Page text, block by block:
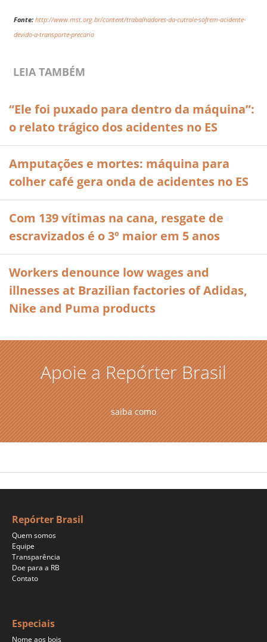
Fonte: http://www.mst.org.br/content/trabalhadores-da-cutrale-sofrem-acidente-
devido-a-transporte-precario
LEIA TAMBÉM
“Ele foi puxado para dentro da máquina”:
o relato trágico dos acidentes no ES
Amputações e mortes: máquina para
colher café gera onda de acidentes no ES
Com 139 vítimas na cana, resgate de
escravizados é o 3º maior em 5 anos
Workers denounce low wages and
illnesses at Brazilian factories of Adidas,
Nike and Puma products
Apoie a Repórter Brasil
saiba como
Repórter Brasil
Quem somos
Equipe
Transparência
Doe para a RB
Contato
Especiais
Nome aos bois